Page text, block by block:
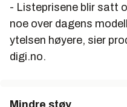
- Listeprisene blir satt
noe over dagens
ytelsen høyere, sier
digi.no.
Mindre støy